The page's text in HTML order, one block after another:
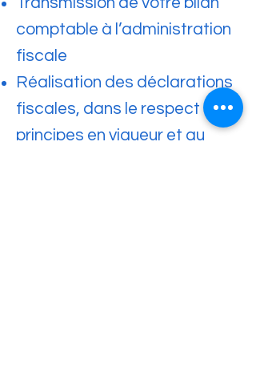
comptable à l’administration
fiscale
Réalisation des déclarations
fiscales, dans le respect des
principes en vigueur et au